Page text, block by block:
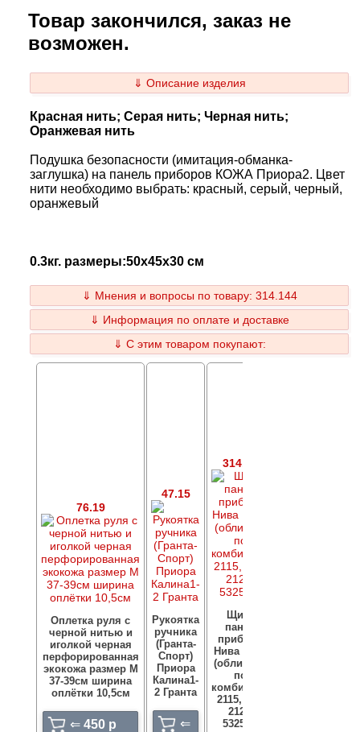
Товар закончился, заказ не
возможен.
⇓ Описание изделия
Красная нить; Серая нить; Черная нить;
Оранжевая нить
Подушка безопасности (имитация-обманка-
заглушка) на панель приборов КОЖА Приора2. Цвет
нити необходимо выбрать: красный, серый, черный,
оранжевый
0.3кг. размеры:50x45x30 см
⇓ Мнения и вопросы по товару: 314.144
⇓ Информация по оплате и доставке
⇓ С этим товаром покупают:
76.19
Оплетка руля с
черной нитью и
иголкой черная
перфорированная
экокожа размер М
37-39см ширина
оплётки 10,5см
⇐ 450 p
47.15
Рукоятка
ручника
(Гранта-
Спорт)
Приора
Калина1-
2 Гранта
⇐
314.150
Щиток
панели
приборов
Нива КОЖА
(облицовка
под
комбинации
2115, 2110)
21214-
5325124.